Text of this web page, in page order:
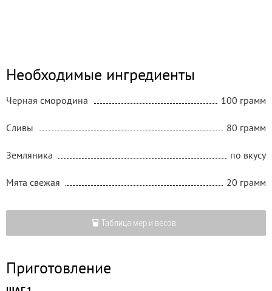
Необходимые ингредиенты
Черная смородина 100 грамм
Сливы 80 грамм
Земляника по вкусу
Мята свежая 20 грамм
Таблица мер и весов
Приготовление